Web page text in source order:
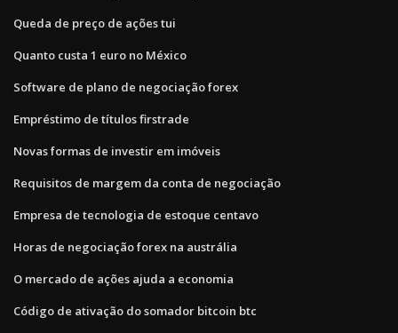
Queda de preço de ações tui
Quanto custa 1 euro no México
Software de plano de negociação forex
Empréstimo de títulos firstrade
Novas formas de investir em imóveis
Requisitos de margem da conta de negociação
Empresa de tecnologia de estoque centavo
Horas de negociação forex na austrália
O mercado de ações ajuda a economia
Código de ativação do somador bitcoin btc